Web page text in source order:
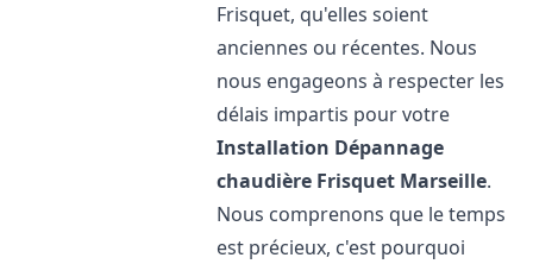
Frisquet, qu'elles soient
anciennes ou récentes. Nous
nous engageons à respecter les
délais impartis pour votre
Installation Dépannage
chaudière Frisquet Marseille.
Nous comprenons que le temps
est précieux, c'est pourquoi